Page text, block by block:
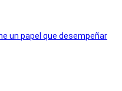
un papel que desempeñar